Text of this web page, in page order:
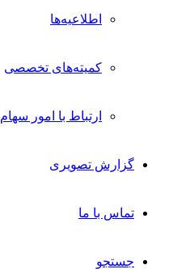
اطلاعیه‌ها
کمیته‌های تخصصی
ارتباط با امور سهام
گزارش تصویری
تماس با ما
جستجو